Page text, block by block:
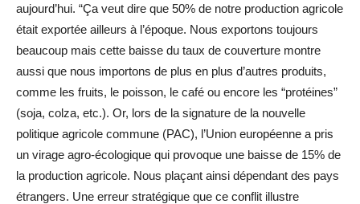
aujourd’hui. “Ça veut dire que 50% de notre production agricole
était exportée ailleurs à l’époque. Nous exportons toujours
beaucoup mais cette baisse du taux de couverture montre
aussi que nous importons de plus en plus d’autres produits,
comme les fruits, le poisson, le café ou encore les “protéines”
(soja, colza, etc.). Or, lors de la signature de la nouvelle
politique agricole commune (PAC), l’Union européenne a pris
un virage agro-écologique qui provoque une baisse de 15% de
la production agricole. Nous plaçant ainsi dépendant des pays
étrangers. Une erreur stratégique que ce conflit illustre